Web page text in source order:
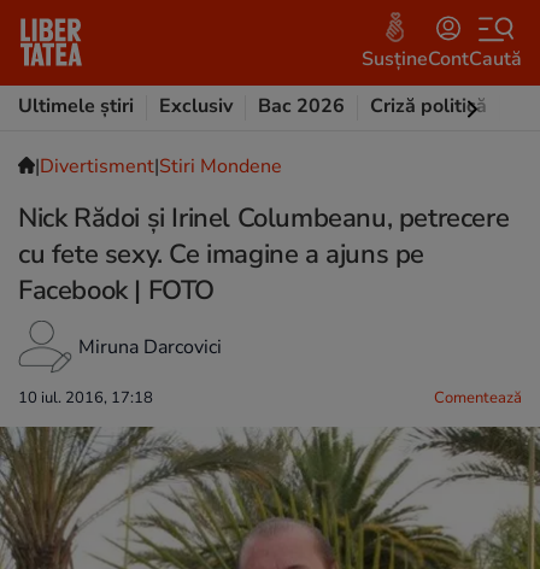
SusțineContCaută
Ultimele știri
Exclusiv Bac 2026 Criză politică
|Divertisment|Stiri Mondene
Nick Rădoi și Irinel Columbeanu, petrecere
cu fete sexy. Ce imagine a ajuns pe
Facebook | FOTO
Miruna Darcovici
10 iul. 2016, 17:18 Comentează